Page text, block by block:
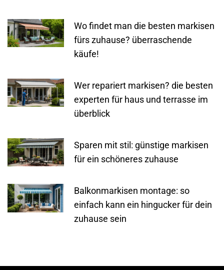
Wo findet man die besten markisen
fürs zuhause? überraschende
käufe!
Wer repariert markisen? die besten
experten für haus und terrasse im
überblick
Sparen mit stil: günstige markisen
für ein schöneres zuhause
Balkonmarkisen montage: so
einfach kann ein hingucker für dein
zuhause sein